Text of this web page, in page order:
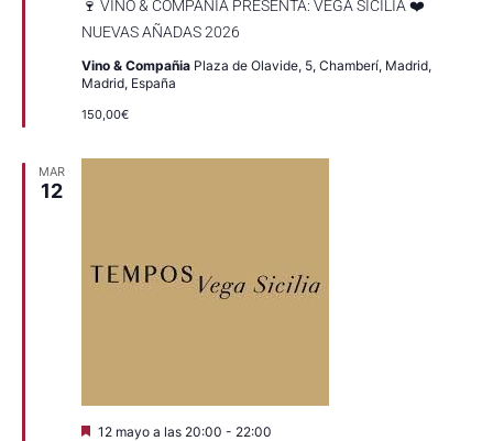
🍷 VINO & COMPAÑÍA PRESENTA: VEGA SICILIA ❤️
NUEVAS AÑADAS 2026
Vino & Compañia Plaza de Olavide, 5, Chamberí, Madrid,
Madrid, España
150,00€
MAR
12
Destacado
12 mayo a las 20:00 - 22:00